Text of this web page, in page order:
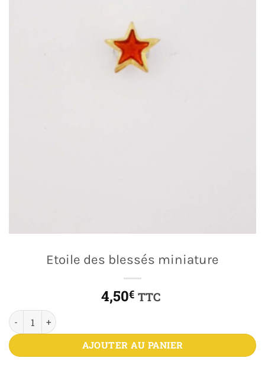
Etoile des blessés miniature
4,50€ TTC
quantité de Etoile des blessés miniature
AJOUTER AU PANIER